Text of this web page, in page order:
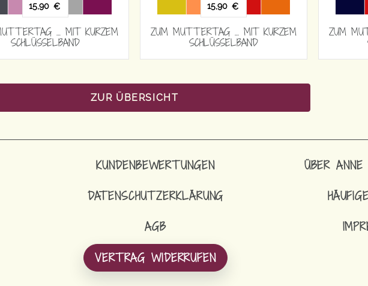
ZUM MUTTERTAG … MIT KURZEM
SCHLÜSSELBAND
ZUM MUTTERTAG … MIT KURZEM
SCHLÜSSELBAND
ZUR ÜBERSICHT
KUNDENBEWERTUNGEN
DATENSCHUTZERKLÄRUNG
AGB
VERTRAG WIDERRUFEN
ÜBER